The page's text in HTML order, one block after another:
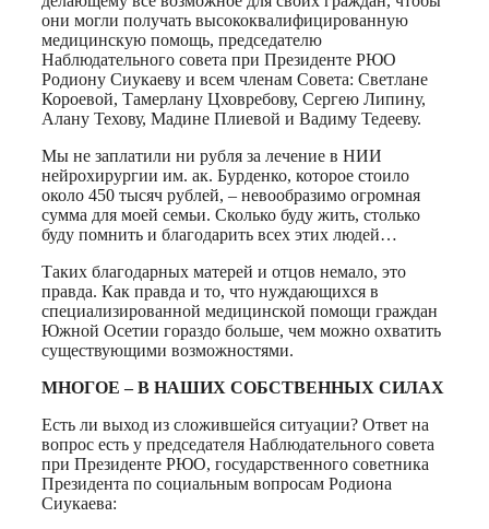
они могли получать высококвалифицированную
медицинскую помощь, председателю
Наблюдательного совета при Президенте РЮО
Родиону Сиукаеву и всем членам Совета: Светлане
Короевой, Тамерлану Цховребову, Сергею Липину,
Алану Техову, Мадине Плиевой и Вадиму Тедееву.
Мы не заплатили ни рубля за лечение в НИИ
нейрохирургии им. ак. Бурденко, которое стоило
около 450 тысяч рублей, – невообразимо огромная
сумма для моей семьи. Сколько буду жить, столько
буду помнить и благодарить всех этих людей…
Таких благодарных матерей и отцов немало, это
правда. Как правда и то, что нуждающихся в
специализированной медицинской помощи граждан
Южной Осетии гораздо больше, чем можно охватить
существующими возможностями.
МНОГОЕ – В НАШИХ СОБСТВЕННЫХ СИЛАХ
Есть ли выход из сложившейся ситуации? Ответ на
вопрос есть у председателя Наблюдательного совета
при Президенте РЮО, государственного советника
Президента по социальным вопросам Родиона
Сиукаева: